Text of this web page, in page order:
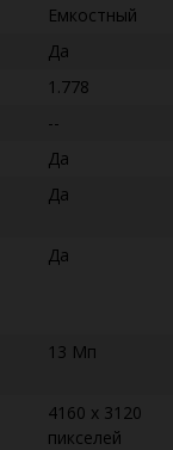
Емкостный
Да
1.778
--
Да
Да
Да
13 Мп
4160 x 3120
пикселей